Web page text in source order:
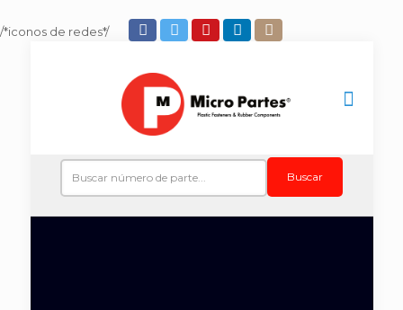
/*iconos de redes*/
Buscar